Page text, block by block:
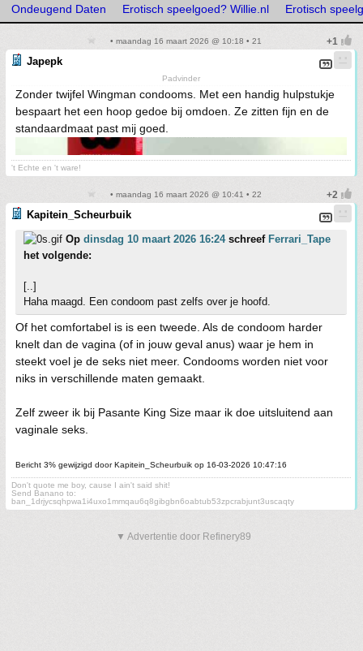
Ondeugend Daten Erotisch speelgoed? Willie.nl Erotisch
• maandag 16 maart 2026 @ 10:18 • 21
Japepk
Padvinder
Zonder twijfel Wingman condooms. Met een handig hulpstukje
bespaart het een hoop gedoe bij omdoen. Ze zitten fijn en de
standaardmaat past mij goed.
't Echte en 't ware!
• maandag 16 maart 2026 @ 10:41 • 22
Kapitein_Scheurbuik
Op dinsdag 10 maart 2026 16:24schreef Ferrari_Tape
het volgende:
[..]
Haha maagd. Een condoom past zelfs over je hoofd.
Of het comfortabel is is een tweede. Als de condoom harder
knelt dan de vagina (of in jouw geval anus) waar je hem in
steekt voel je de seks niet meer. Condooms worden niet voor
niks in verschillende maten gemaakt.
Zelf zweer ik bij Pasante King Size maar ik doe uitsluitend aan
vaginale seks.
Bericht 3% gewijzigd door Kapitein_Scheurbuik op 16-03-2026 10:47:16
Don't quote me boy, cause I ain't said shit!
Send Banano to:
ban_1drjycsqhpwa1i4uxo1mmqau6q8gibgbn6oabtub53zpcrabjunt3uscaqty
▼ Advertentie door Refinery89